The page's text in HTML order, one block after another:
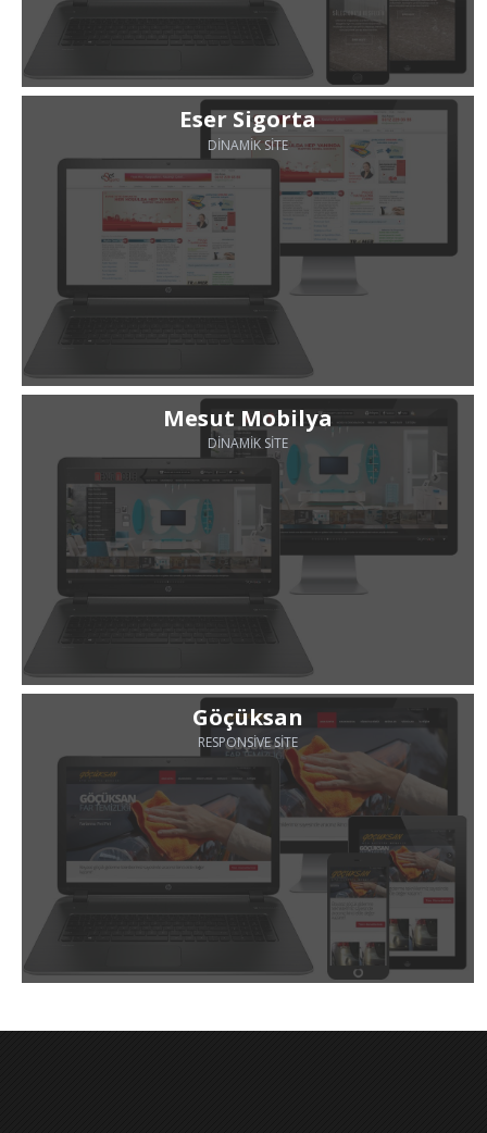
Eser Sigorta
DINAMIK SITE
Mesut Mobilya
DINAMIK SITE
Göçüksan
RESPONSIVE SITE